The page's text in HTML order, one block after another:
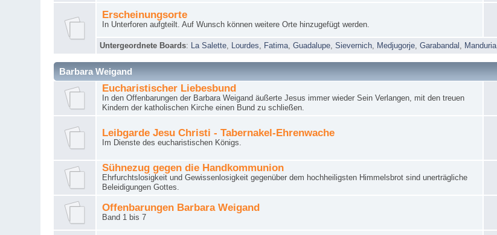
Erscheinungsorte
In Unterforen aufgteilt. Auf Wunsch können weitere Orte hinzugefügt werden.
Untergeordnete Boards: La Salette Lourdes Fatima ,Guadalupe ,Sievernich Medjugorje ,Garabandal Manduria
Barbara Weigand
Eucharistischer Liebesbund
In den Offenbarungen der Barbara Weigand äußerte Jesus immer wieder Sein Verlangen, mit den treuen
Kindern der katholischen Kirche einen Bund zu schließen.
Leibgarde Jesu Christi - Tabernakel-Ehrenwache
Im Dienste des eucharistischen Königs.
Sühnezug gegen die Handkommunion
Ehrfurchtslosigkeit und Gewissenlosigkeit gegenüber dem hochheiligsten Himmelsbrot sind unerträgliche
Beleidigungen Gottes.
Offenbarungen Barbara Weigand
Band 1 bis 7